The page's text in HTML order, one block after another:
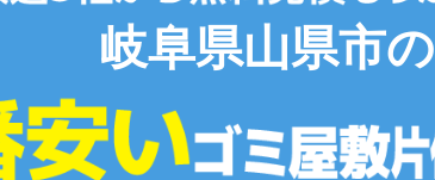
岐阜県山県市の